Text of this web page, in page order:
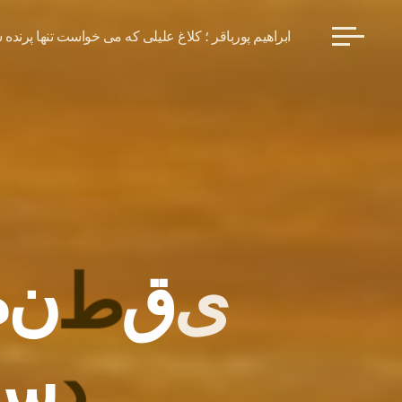
ابراهیم پورباقر ؛ کلاغ علیلی که می خواست تنها
نطقی